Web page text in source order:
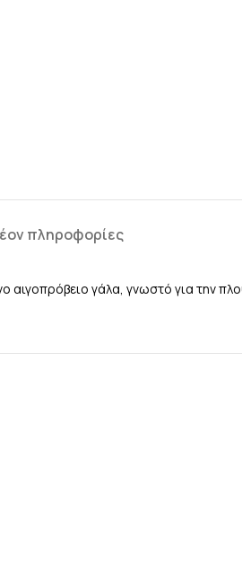
πληροφορίες
γάλα, γνωστό για την